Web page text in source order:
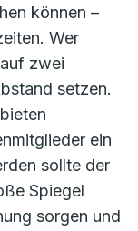
können –
Wer
zwei
setzen.
ein
sollte der
Spiegel
sorgen und